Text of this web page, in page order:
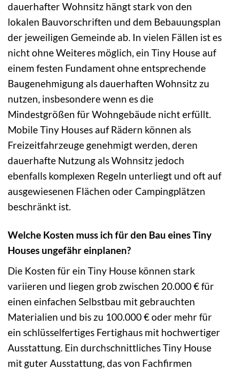
dauerhafter Wohnsitz hängt stark von den
lokalen Bauvorschriften und dem Bebauungsplan
der jeweiligen Gemeinde ab. In vielen Fällen ist es
nicht ohne Weiteres möglich, ein Tiny House auf
einem festen Fundament ohne entsprechende
Baugenehmigung als dauerhaften Wohnsitz zu
nutzen, insbesondere wenn es die
Mindestgrößen für Wohngebäude nicht erfüllt.
Mobile Tiny Houses auf Rädern können als
Freizeitfahrzeuge genehmigt werden, deren
dauerhafte Nutzung als Wohnsitz jedoch
ebenfalls komplexen Regeln unterliegt und oft auf
ausgewiesenen Flächen oder Campingplätzen
beschränkt ist.
Welche Kosten muss ich für den Bau eines Tiny
Houses ungefähr einplanen?
Die Kosten für ein Tiny House können stark
variieren und liegen grob zwischen 20.000 € für
einen einfachen Selbstbau mit gebrauchten
Materialien und bis zu 100.000 € oder mehr für
ein schlüsselfertiges Fertighaus mit hochwertiger
Ausstattung. Ein durchschnittliches Tiny House
mit guter Ausstattung, das von Fachfirmen